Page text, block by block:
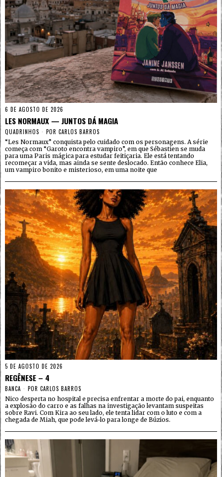
6 DE AGOSTO DE 2026
LES NORMAUX — JUNTOS DÁ MAGIA
QUADRINHOS POR CARLOS BARROS
“Les Normaux” conquista pelo cuidado com os personagens. A série
começa com “Garoto encontra vampiro”, em que Sébastien se muda
para uma Paris mágica para estudar feitiçaria. Ele está tentando
recomeçar a vida, mas ainda se sente deslocado. Então conhece Elia,
um vampiro bonito e misterioso, em uma noite que
5 DE AGOSTO DE 2026
REGÊNESE – 4
BANCA POR CARLOS BARROS
Nico desperta no hospital e precisa enfrentar a morte do pai, enquanto
a explosão do carro e as falhas na investigação levantam suspeitas
sobre Ravi. Com Kira ao seu lado, ele tenta lidar com o luto e com a
chegada de Miah, que pode levá-lo para longe de Búzios.